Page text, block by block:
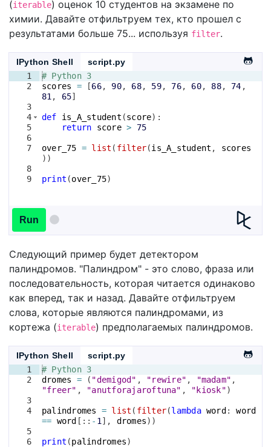
(iterable) оценок 10 студентов на экзамене по
химии. Давайте отфильтруем тех, кто прошел с
результатами больше 75... используя filter.
IPython Shell
script.py
1
2
3
4
5
6
7
8
9
# Python 3
scores
= [66, 90, 68, 59, 76, 60, 88, 74 ,
81 , 65]
def is_A_student (score) :
return
score > 75
over_75 = list ( filter(is_A_student , scores
))
print (over_75)
Run
Следующий пример будет детектором
палиндромов. "Палиндром" - это слово, фраза или
последовательность, которая читается одинаково
как вперед, так и назад. Давайте отфильтруем
слова, которые являются палиндромами, из
кортежа (iterable) предполагаемых палиндромов.
IPython Shell
script.py
1
2
3
4
5
6
# Python 3
dromes
= ( "demigod" , "rewire" , "madam" ,
"freer" , "anutforajaroftuna" , "kiosk")
palindromes = list ( filter(lambda word : word
== word [ :: - 1 ] , dromes))
print (palindromes)